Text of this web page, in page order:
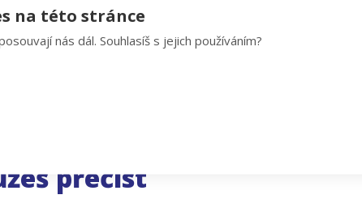
přečíst
na této stránce
nás dál. Souhlasíš s jejich používáním?